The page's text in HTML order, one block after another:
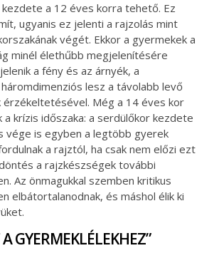
a 12 éves korra tehető. Ez
ugyanis ez jelenti a rajzolás mint
végét. Ekkor a gyermekek a
minél élethűbb megjelenítésére
a fény és az árnyék, a
lesz a távolabb levő
Még a 14 éves kor
krízis időszaka: a serdülőkor kezdete
vége is egyben a legtöbb gyerek
a rajztól, ha csak nem előzi ezt
a rajzkészségek további
Az önmagukkal szemben kritikus
elbátortalanodnak, és máshol élik ki
GYERMEKLÉLEKHEZ”